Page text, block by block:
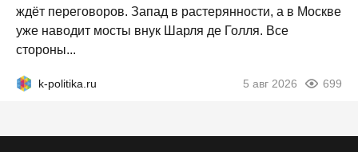
ждёт переговоров. Запад в растерянности, а в Москве
уже наводит мосты внук Шарля де Голля. Все
стороны...
k-politika.ru 5 авг 2026 699